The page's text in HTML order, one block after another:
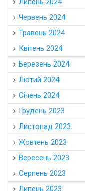
Червень 2024
Травень 2024
Квітень 2024
Березень 2024
Лютий 2024
Січень 2024
Грудень 2023
Листопад 2023
Жовтень 2023
Вересень 2023
Серпень 2023
Липень 2023